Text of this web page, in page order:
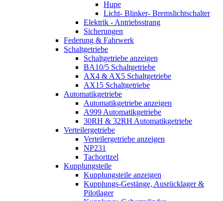
Hupe
Licht- Blinker- Bremslichtschalter
Elektrik - Antriebsstrang
Sicherungen
Federung & Fahrwerk
Schaltgetriebe
Schaltgetriebe anzeigen
BA10/5 Schaltgetriebe
AX4 & AX5 Schaltgetriebe
AX15 Schaltgetriebe
Automatikgetriebe
Automatikgetriebe anzeigen
A999 Automatikgetriebe
30RH & 32RH Automatikgetriebe
Verteilergetriebe
Verteilergetriebe anzeigen
NP231
Tachoritzel
Kupplungsteile
Kupplungsteile anzeigen
Kupplungs-Gestänge, Ausrücklager &
Pilotlager